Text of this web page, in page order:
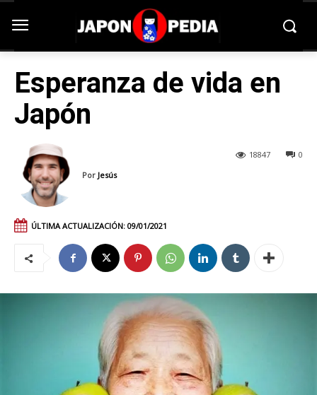
Esperanza de vida en
Japón
0
18847
Por Jesús
ÚLTIMA ACTUALIZACIÓN: 09/01/2021